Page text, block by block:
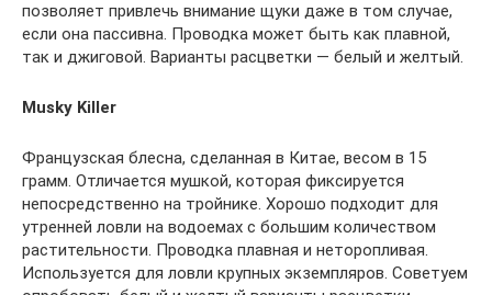
позволяет привлечь внимание щуки даже в том случае,
если она пассивна. Проводка может быть как плавной,
так и джиговой. Варианты расцветки — белый и желтый.
Musky Killer
Французская блесна, сделанная в Китае, весом в 15
грамм. Отличается мушкой, которая фиксируется
непосредственно на тройнике. Хорошо подходит для
утренней ловли на водоемах с большим количеством
растительности. Проводка плавная и неторопливая.
Используется для ловли крупных экземпляров. Советуем